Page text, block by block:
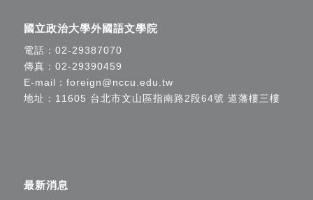
國立政治大學外國語文學院
電話： 02-29387070
傳真：02-29390459
E-mail： foreign@nccu.edu.tw
地址：11605 台北市文山區指南路2段64號 道藩樓三樓
最新消息